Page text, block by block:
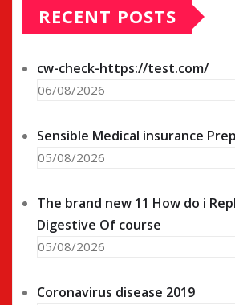
RECENT POSTS
cw-check-https://test.com/
06/08/2026
Sensible Medical insurance
05/08/2026
The brand new 11 How do i
Digestive Of course
05/08/2026
Coronavirus disease 2019